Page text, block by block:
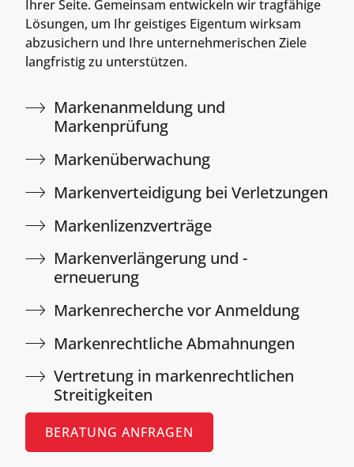
Ihrer Seite. Gemeinsam entwickeln wir tragfähige
Lösungen, um Ihr geistiges Eigentum wirksam
abzusichern und Ihre unternehmerischen Ziele
langfristig zu unterstützen.
Markenanmeldung und
Markenprüfung
Markenüberwachung
Markenverteidigung bei Verletzungen
Markenlizenzverträge
Markenverlängerung und -
erneuerung
Markenrecherche vor Anmeldung
Markenrechtliche Abmahnungen
Vertretung in markenrechtlichen
Streitigkeiten
BERATUNG ANFRAGEN